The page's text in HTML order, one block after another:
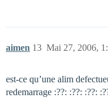
aimen Mai 27, 2006,
13
est-ce qu’une alim
redemarrage :??: :??: :??: